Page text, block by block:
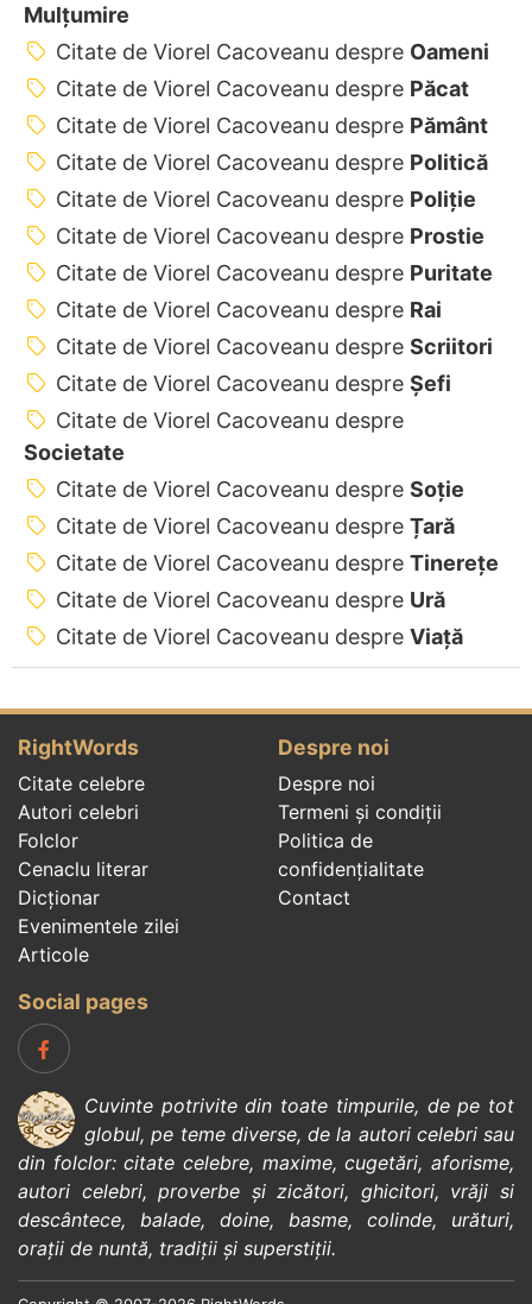
Mulțumire
Citate de Viorel Cacoveanu despre Oameni
Citate de Viorel Cacoveanu despre Păcat
Citate de Viorel Cacoveanu despre Pământ
Citate de Viorel Cacoveanu despre Politică
Citate de Viorel Cacoveanu despre Poliție
Citate de Viorel Cacoveanu despre Prostie
Citate de Viorel Cacoveanu despre Puritate
Citate de Viorel Cacoveanu despre Rai
Citate de Viorel Cacoveanu despre Scriitori
Citate de Viorel Cacoveanu despre Șefi
Citate de Viorel Cacoveanu despre
Societate
Citate de Viorel Cacoveanu despre Soție
Citate de Viorel Cacoveanu despre Țară
Citate de Viorel Cacoveanu despre Tinerețe
Citate de Viorel Cacoveanu despre Ură
Citate de Viorel Cacoveanu despre Viață
RightWords
Citate celebre
Autori celebri
Folclor
Cenaclu literar
Dicționar
Evenimentele zilei
Articole
Despre noi
Despre noi
Termeni și condiții
Politica de
confidenţialitate
Contact
Social pages
Cuvinte potrivite din toate timpurile, de pe tot
globul, pe teme diverse, de la autori celebrisau
din folclor:citate celebre, maxime,cugetări,aforisme,
autori celebri,proverbe și zicători, ghicitori, vrăji si
descântece, balade, doine, basme, colinde, urături,
orații de nuntă, tradiții și superstiții.